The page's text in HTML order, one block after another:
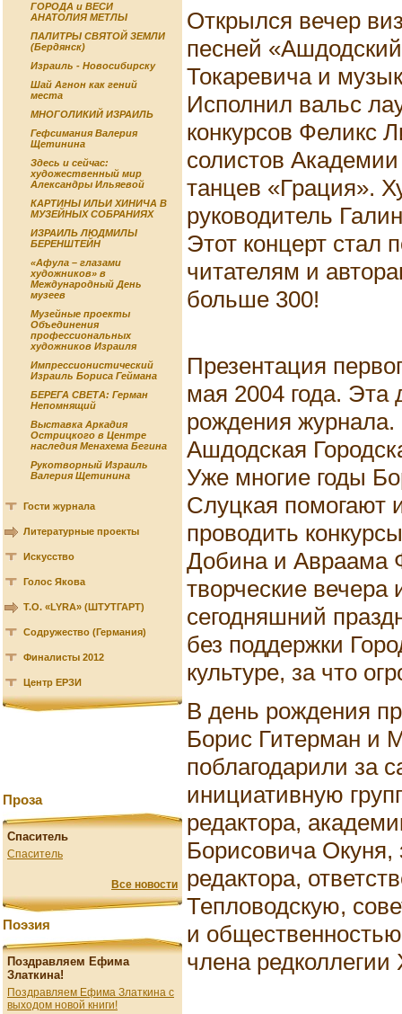
ГОРОДА и ВЕСИ
АНАТОЛИЯ МЕТЛЫ
ПАЛИТРЫ СВЯТОЙ ЗЕМЛИ
(Бердянск)
Израиль - Новосибирску
Шай Агнон как гений
места
МНОГОЛИКИЙ ИЗРАИЛЬ
Гефсимания Валерия
Щетинина
Здесь и сейчас:
художественный мир
Александры Ильяевой
КАРТИНЫ ИЛЬИ ХИНИЧА В
МУЗЕЙНЫХ СОБРАНИЯХ
ИЗРАИЛЬ ЛЮДМИЛЫ
БЕРЕНШТЕЙН
«Афула – глазами
художников» в
Международный День
музеев
Музейные проекты
Объединения
профессиональных
художников Израиля
Импрессионистический
Израиль Бориса Геймана
БЕРЕГА СВЕТА: Герман
Непомнящий
Выставка Аркадия
Острицкого в Центре
наследия Менахема Бегина
Рукотворный Израиль
Валерия Щетинина
Гости журнала
Литературные проекты
Искусство
Голос Якова
Т.О. «LYRA» (ШТУТГАРТ)
Содружество (Германия)
Финалисты 2012
Центр ЕРЗИ
Проза
Спаситель
Спаситель
Все новости
Поэзия
Поздравляем Ефима
Златкина!
Поздравляем Ефима Златкина с
выходом новой книги!
Открылся вечер
песней
Токаревича и
Исполнил вальс
конкурсов Феликс
солистов
танцев «Грация».
руководитель
Этот концерт
читателям и
больше 300!
Презентация
мая 2004 года. Эта
рождения
Ашдодская
Уже многие годы
Слуцкая помогают
проводить
Добина и Авраама
творческие вечера
сегодняшний
без поддержки
культуре, за что
В день рождения
Борис Гитерман и
поблагодарили за
инициативную
редактора,
Борисовича Окуня,
редактора,
Тепловодскую,
и
члена